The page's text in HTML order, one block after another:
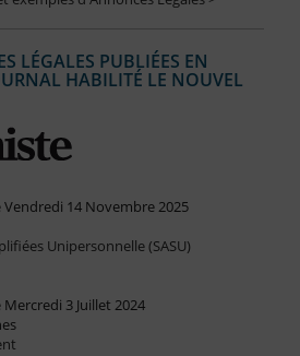
LÉGALES PUBLIÉES EN
HABILITÉ LE NOUVEL
14 Novembre 2025
Unipersonnelle (SASU)
3 Juillet 2024